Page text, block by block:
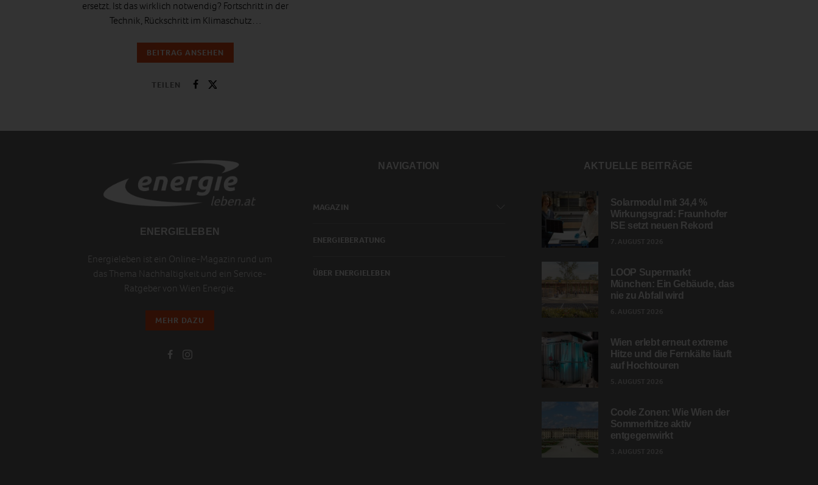
ersetzt. Ist das wirklich notwendig? Fortschritt in der
Technik, Rückschritt im Klimaschutz…
BEITRAG ANSEHEN
TEILEN
ENERGIELEBEN
Energieleben ist ein Online-Magazin rund um
das Thema Nachhaltigkeit und ein Service-
Ratgeber von Wien Energie.
MEHR DAZU
NAVIGATION
MAGAZIN
ENERGIEBERATUNG
ÜBER ENERGIELEBEN
AKTUELLE BEITRÄGE
Solarmodul mit 34,4 %
Wirkungsgrad: Fraunhofer
ISE setzt neuen Rekord
LOOP Supermarkt
München: Ein Gebäude, das
nie zu Abfall wird
Wien erlebt erneut extreme
Hitze und die Fernkälte läuft
auf Hochtouren
Coole Zonen: Wie Wien der
Sommerhitze aktiv
entgegenwirkt